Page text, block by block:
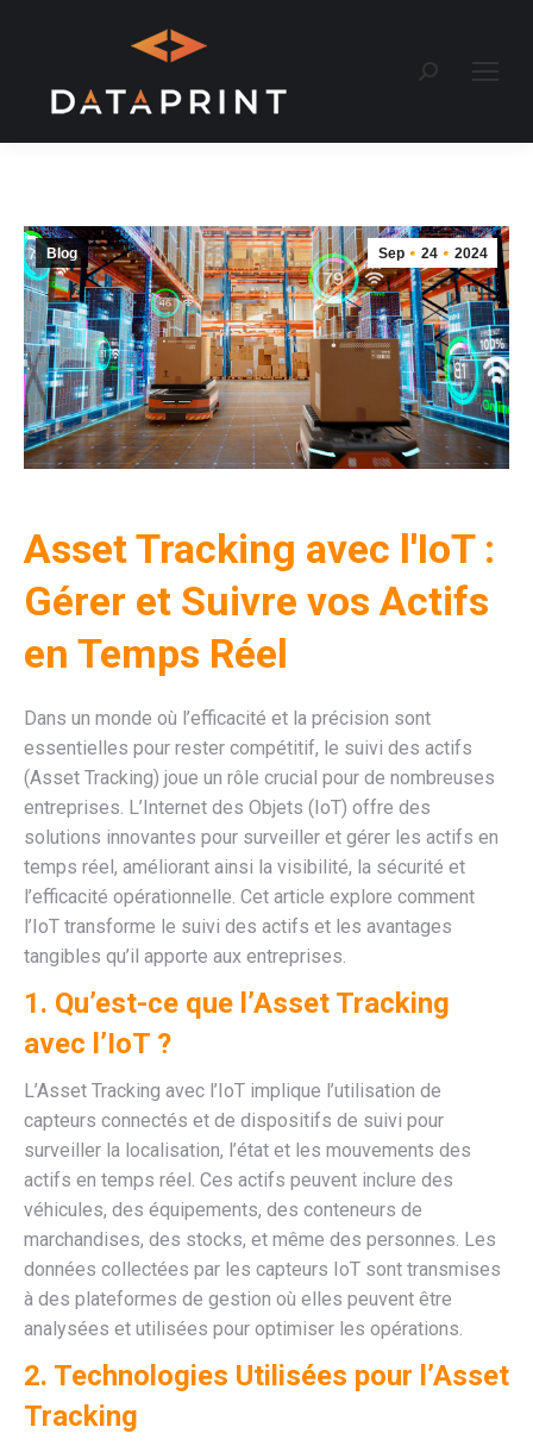
Recherche
Sep 24 2024
Blog
Asset Tracking avec l'IoT :
Gérer et Suivre vos Actifs
en Temps Réel
Dans un monde où l’efficacité et la précision sont
essentielles pour rester compétitif, le suivi des actifs
(Asset Tracking) joue un rôle crucial pour de nombreuses
entreprises. L’Internet des Objets (IoT) offre des
solutions innovantes pour surveiller et gérer les actifs en
temps réel, améliorant ainsi la visibilité, la sécurité et
l’efficacité opérationnelle. Cet article explore comment
l’IoT transforme le suivi des actifs et les avantages
tangibles qu’il apporte aux entreprises.
1. Qu’est-ce que l’Asset Tracking
avec l’IoT ?
L’Asset Tracking avec l’IoT implique l’utilisation de
capteurs connectés et de dispositifs de suivi pour
surveiller la localisation, l’état et les mouvements des
actifs en temps réel. Ces actifs peuvent inclure des
véhicules, des équipements, des conteneurs de
marchandises, des stocks, et même des personnes. Les
données collectées par les capteurs IoT sont transmises
à des plateformes de gestion où elles peuvent être
analysées et utilisées pour optimiser les opérations.
2. Technologies Utilisées pour l’Asset
Tracking